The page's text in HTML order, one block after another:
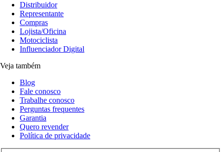
Distribuidor
Representante
Compras
Lojista/Oficina
Motociclista
Influenciador Digital
Veja também
Blog
Fale conosco
Trabalhe conosco
Perguntas frequentes
Garantia
Quero revender
Política de privacidade